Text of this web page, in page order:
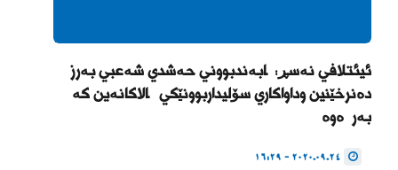
ئیئتلافی نەسڕ: پابەندبوونی حەشدی شەعبی بەرز
دەنرخێنین وداواکاری سۆلیداربوونێکی چالاکانەین کە
بەرژەوە